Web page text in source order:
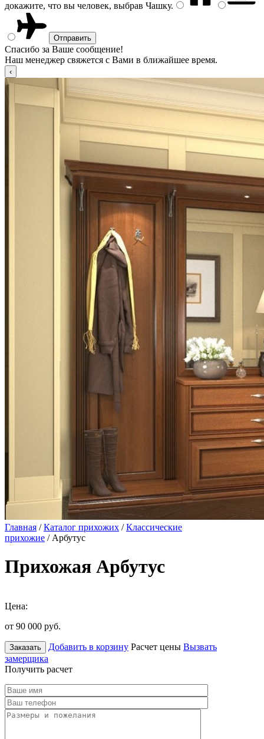
докажите, что вы человек, выбрав Чашку.
Спасибо за Ваше сообщение!
Наш менеджер свяжется с Вами в ближайшее время.
Главная /Каталог прихожих /Классические
прихожие / Арбутус
Прихожая Арбутус
Цена:
от 90 000 руб.
Заказать Добавить в корзину Расчет цены Вызвать
замерщика
Получить расчет